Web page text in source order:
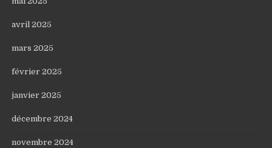
avril 2025
mars 2025
février 2025
janvier 2025
décembre 2024
novembre 2024